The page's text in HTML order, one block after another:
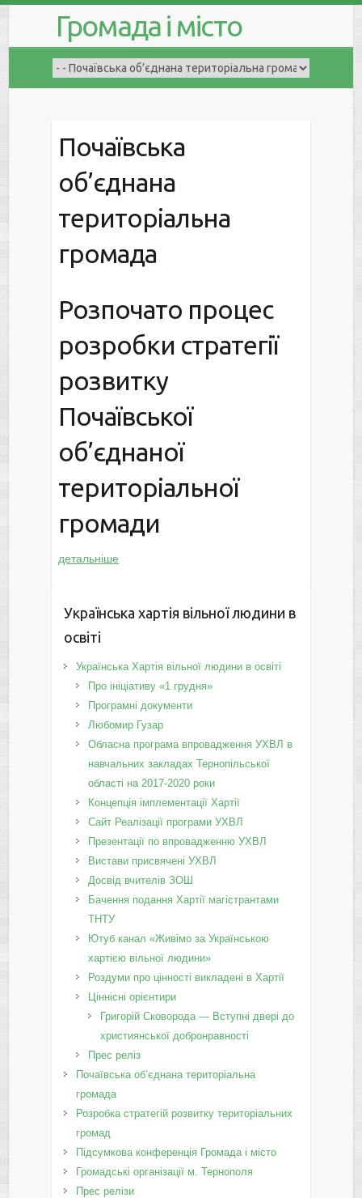
Громада і місто
Почаївська
об’єднана
територіальна
громада
Розпочато процес
розробки стратегії
розвитку
Почаївської
об’єднаної
територіальної
громади
детальніше
Українська хартія вільної людини в
освіті
Українська Хартія вільної людини в освіті
Про ініціативу «1 грудня»
Програмні документи
Любомир Гузар
Обласна програма впровадження УХВЛ в
навчальних закладах Тернопільської
області на 2017-2020 роки
Концепція імплементації Хартії
Сайт Реалізації програми УХВЛ
Презентації по впровадженню УХВЛ
Вистави присвячені УХВЛ
Досвід вчителів ЗОШ
Бачення подання Хартії магістрантами
ТНТУ
Ютуб канал «Живімо за Українською
хартією вільної людини»
Роздуми про цінності викладені в Хартії
Ціннісні орієнтири
Григорій Сковорода — Вступні двері до
християнської добронравності
Прес реліз
Почаївська об’єднана територіальна
громада
Розробка стратегій розвитку територіальних
громад
Підсумкова конференція Громада і місто
Громадські організації м. Тернополя
Прес релізи